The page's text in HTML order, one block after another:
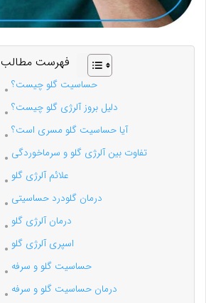
فهرست مطالب
حساسیت گلو چیست؟
دلیل بروز آلرژی گلو چیست؟
آیا حساسیت گلو مسری است؟
تفاوت بین آلرژی گلو و سرماخوردگی
علائم آلرژی گلو
درمان گلودرد حساسیتی
درمان آلرژی گلو
اسپری آلرژی گلو
حساسیت گلو و سرفه
درمان حساسیت گلو و سرفه